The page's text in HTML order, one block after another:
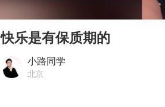
上门女婿出轨
笔试第一被劝
00:00
快乐是有保质期的
小路同学
北京